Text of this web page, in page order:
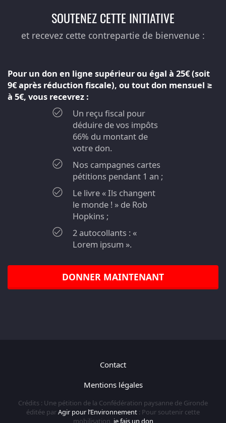
SOUTENEZ CETTE INITIATIVE
et recevez cette contrepartie de bienvenue :
Pour un don en ligne supérieur ou égal à 25€ (soit
9€ après réduction fiscale), ou tout don mensuel ≥
à 5€, vous recevrez :
Un reçu fiscal pour
déduire de vos impôts
66% du montant de
votre don.
Nos campagnes cartes
pétitions pendant 1 an ;
Le livre « Ils changent
le monde ! » de Rob
Hopkins ;
2 autocollants : «
Lorem ipsum ».
DONNER MAINTENANT
Contact
Mentions légales
Crédits : Une pétition de la Confédération paysanne de Gironde
éditée parAgir pour l’Environnement : Pour soutenir cette